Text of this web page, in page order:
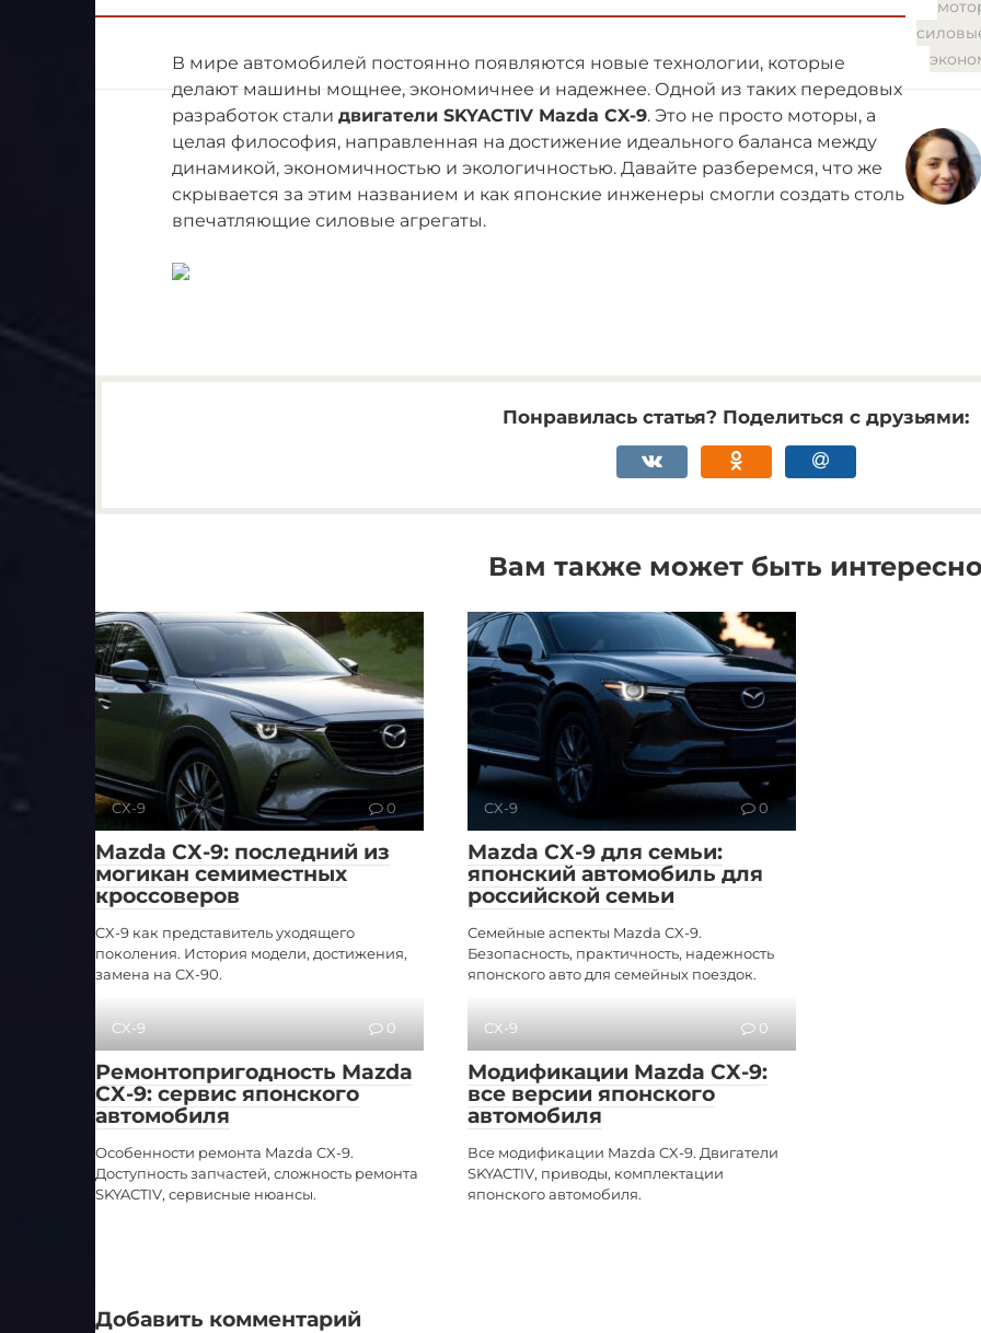
В мире автомобилей постоянно появляются новые технологии, которые
делают машины мощнее, экономичнее и надежнее. Одной из таких передовых
разработок стали двигатели SKYACTIV Mazda CX-9. Это не просто моторы, а
целая философия, направленная на достижение идеального баланса между
динамикой, экономичностью и экологичностью. Давайте разберемся, что же
скрывается за этим названием и как японские инженеры смогли создать столь
впечатляющие силовые агрегаты.
Понравилась статья? Поделиться с друзьями:
Вам также может быть
CX-9 0
Mazda CX-9: последний из
могикан семиместных
кроссоверов
CX-9 как представитель уходящего
поколения. История модели, достижения,
замена на CX-90.
CX-9 0
Mazda CX-9 для семьи:
японский автомобиль для
российской семьи
Семейные аспекты Mazda CX-9.
Безопасность, практичность, надежность
японского авто для семейных поездок.
CX-9 0
Ремонтопригодность Mazda
CX-9: сервис японского
автомобиля
Особенности ремонта Mazda CX-9.
Доступность запчастей, сложность ремонта
SKYACTIV, сервисные нюансы.
CX-9 0
Модификации Mazda CX-9:
все версии японского
автомобиля
Все модификации Mazda CX-9. Двигатели
SKYACTIV, приводы, комплектации
японского автомобиля.
Добавить комментарий